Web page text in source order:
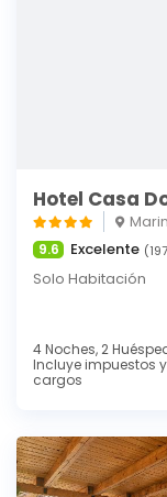
Hotel Casa
9.6 Excelente
Solo Habitación
4 Noches, 2
Incluye impuestos
cargos